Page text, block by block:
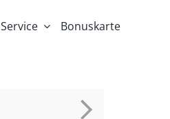
Service Bonuskarte